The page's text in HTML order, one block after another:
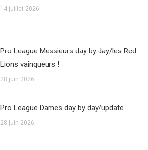
14 juillet 2026
Pro League Messieurs day by day/les Red
Lions vainqueurs !
28 juin 2026
Pro League Dames day by day/update
28 juin 2026